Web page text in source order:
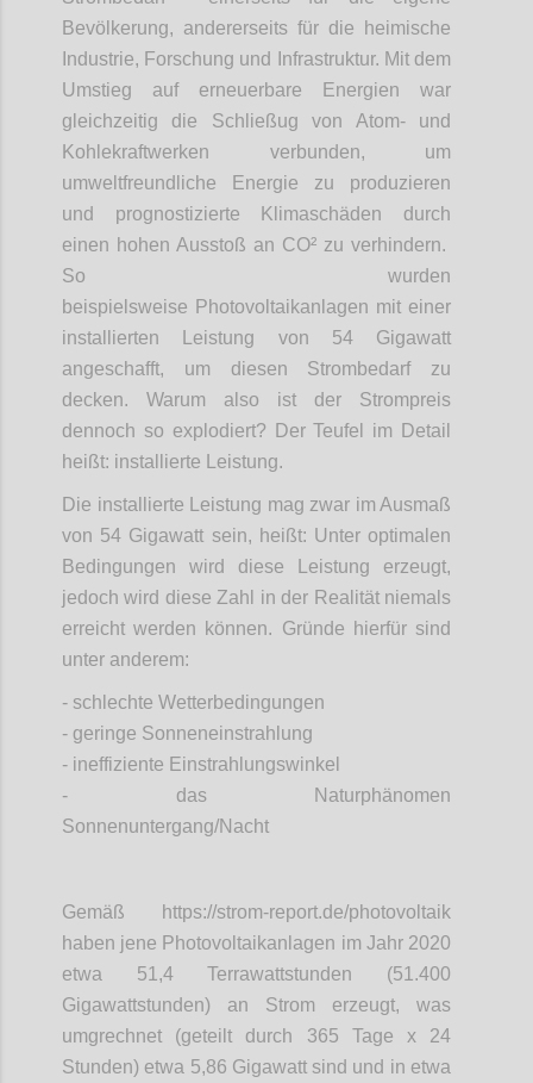
Bevölkerung, andererseits für die heimische
Industrie, Forschung und Infrastruktur. Mit dem
Umstieg auf erneuerbare Energien war
gleichzeitig die Schließug von Atom- und
Kohlekraftwerken verbunden, um
umweltfreundliche Energie zu produzieren
und prognostizierte Klimaschäden durch
einen hohen Ausstoß an CO² zu verhindern.
So wurden
beispielsweise Photovoltaikanlagen mit einer
installierten Leistung von 54 Gigawatt
angeschafft, um diesen Strombedarf zu
decken. Warum also ist der Strompreis
dennoch so explodiert? Der Teufel im Detail
heißt: installierte Leistung.
Die installierte Leistung mag zwar im Ausmaß
von 54 Gigawatt sein, heißt: Unter optimalen
Bedingungen wird diese Leistung erzeugt,
jedoch wird diese Zahl in der Realität niemals
erreicht werden können. Gründe hierfür sind
unter anderem:
- schlechte Wetterbedingungen
- geringe Sonneneinstrahlung
- ineffiziente Einstrahlungswinkel
- das Naturphänomen
Sonnenuntergang/Nacht
Gemäß https://strom-report.de/photovoltaik
haben jene Photovoltaikanlagen im Jahr 2020
etwa 51,4 Terrawattstunden (51.400
Gigawattstunden) an Strom erzeugt, was
umgrechnet (geteilt durch 365 Tage x 24
Stunden) etwa 5,86 Gigawatt sind und in etwa